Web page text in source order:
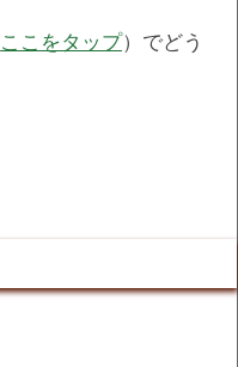
ここをタップ）でどう